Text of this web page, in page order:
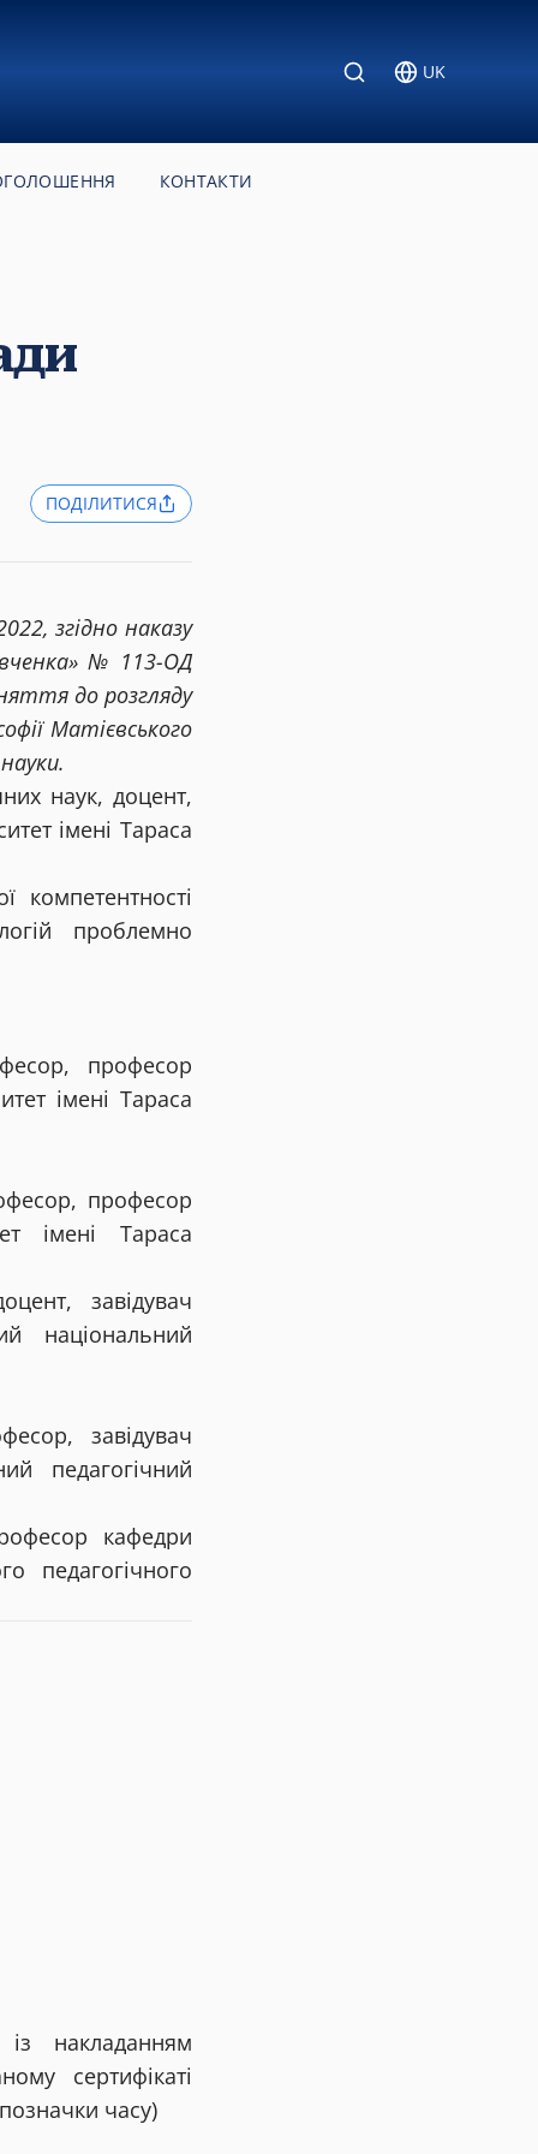
UK
КОНТАКТИ
ПОДІЛИТИСЯ
згідно наказу
№ 113-ОД
до розгляду
Матієвського
наук, доцент,
імені Тараса
компетентності
проблемно
професор
імені Тараса
професор
імені Тараса
завідувач
національний
завідувач
педагогічний
кафедри
педагогічного
накладанням
сертифікаті
часу)